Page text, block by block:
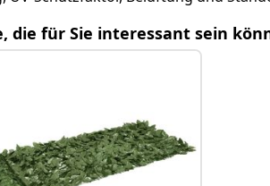
die für Sie interessant sein